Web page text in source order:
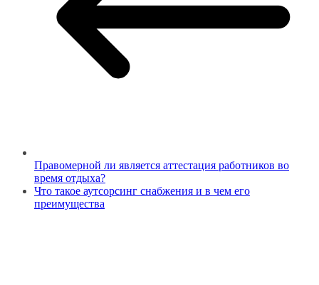
Правомерной ли является аттестация работников во
время отдыха?
Что такое аутсорсинг снабжения и в чем его
преимущества